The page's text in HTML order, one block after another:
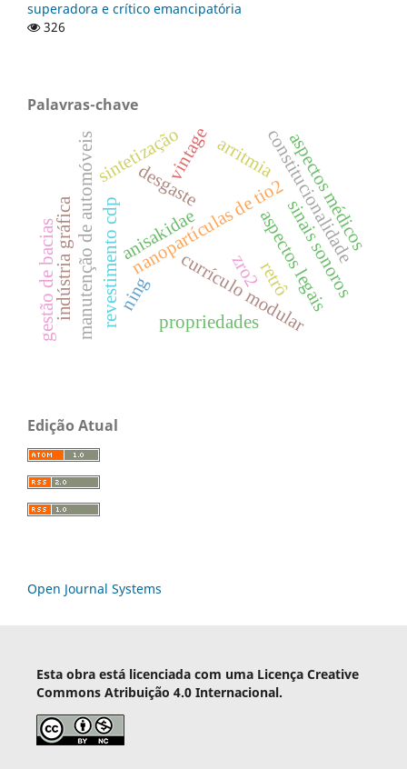
superadora e crítico emancipatória
326
Palavras-chave
nanopartículas de tio2
ning
constitucionalidade
aspectos legais
aspectos médicos
desgaste
revestimento cdp
vintage
retrô
manutenção de automóveis currículo modular
arritmia
indústria gráfica
gestão de bacias
sintetização
sinais sonoros
anisakidae
propriedades
zro2
Edição Atual
Open Journal Systems
Esta obra está licenciada com uma Licença Creative
Commons Atribuição 4.0 Internacional.